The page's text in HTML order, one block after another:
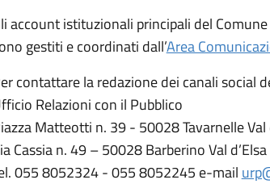
account istituzionali principali del
gestiti e coordinati dall’Area
contattare la redazione dei canali social
Relazioni con il Pubblico
Matteotti n. 39 - 50028 Tavarnelle Val
Cassia n. 49 – 50028 Barberino Val d’Elsa
055 8052324 - 055 8052245 e-mail